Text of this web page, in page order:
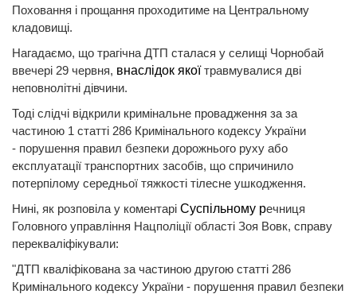
Поховання і прощання проходитиме на Центральному
кладовищі.
Нагадаємо, що трагічна ДТП сталася у селищі Чорнобай
ввечері 29 червня, внаслідок якоїтравмувалися дві
неповнолітні дівчини.
Тоді слідчі відкрили кримінальне провадження за за
частиною 1 статті 286 Кримінального кодексу України
- порушення правил безпеки дорожнього руху або
експлуатації транспортних засобів, що спричинило
потерпілому середньої тяжкості тілесне ушкодження.
Нині, як розповіла у коментарі Суспільному речниця
Головного управління Нацполіції області Зоя Вовк, справу
перекваліфікували:
"ДТП кваліфікована за частиною другою статті 286
Кримінального кодексу України - порушення правил безпеки